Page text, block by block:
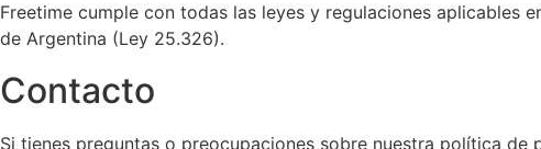
Freetime cumple con todas las leyes y regulaciones aplicables
de Argentina (Ley 25.326).
Contacto
Si tienes preguntas o preocupaciones sobre nuestra política